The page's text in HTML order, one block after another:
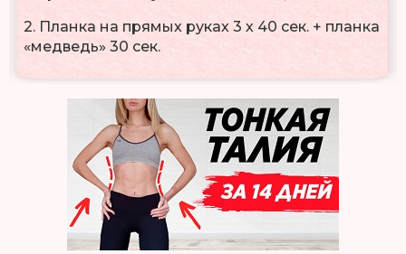
2. Планка на прямых руках 3 х 40 сек. + планка
«медведь» 30 сек.